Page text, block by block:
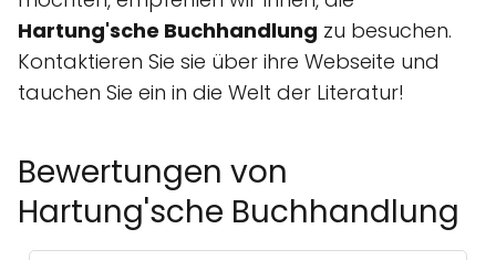
Hartung'sche Buchhandlung zu besuchen.
Kontaktieren Sie sie über ihre Webseite und
tauchen Sie ein in die Welt der Literatur!
Bewertungen von
Hartung'sche Buchhandlung